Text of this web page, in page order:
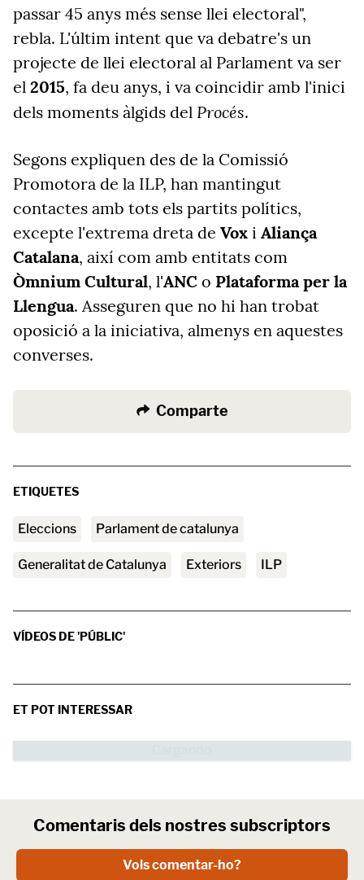
passar 45 anys més sense llei electoral",
rebla. L'últim intent que va debatre's un
projecte de llei electoral al Parlament va ser
el 2015, fa deu anys, i va coincidir amb l'inici
dels moments àlgids del Procés.
Segons expliquen des de la Comissió
Promotora de la ILP, han mantingut
contactes amb tots els partits polítics,
excepte l'extrema dreta de Vox i Aliança
Catalana, així com amb entitats com
Òmnium Cultural, l'ANC o Plataforma per la
Llengua. Asseguren que no hi han trobat
oposició a la iniciativa, almenys en aquestes
converses.
Comparte
ETIQUETES
Eleccions parlament de catalunya
Generalitat de Catalunya exteriors ILP
VÍDEOS DE 'PÚBLIC'
ET POT INTERESSAR
Comentaris dels nostres subscriptors
Vols comentar-ho?